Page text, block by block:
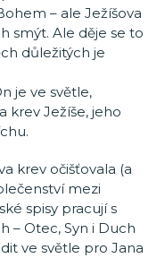
– ale Ježíšova
smýt. Ale děje se to
důležitých je
je ve světle,
krev Ježíše, jeho
krev očišťovala (a
mezi
spisy pracují s
– Otec, Syn i Duch
ve světle pro Jana